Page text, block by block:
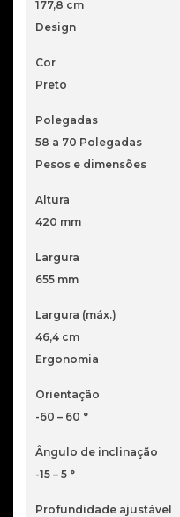
177,8 cm
Design
Cor
Preto
Polegadas
58 a 70 Polegadas
Pesos e dimensões
Altura
420 mm
Largura
655 mm
Largura (máx.)
46,4 cm
Ergonomia
Orientação
-60 – 60 °
Ângulo de inclinação
-15 – 5 °
Profundidade ajustável